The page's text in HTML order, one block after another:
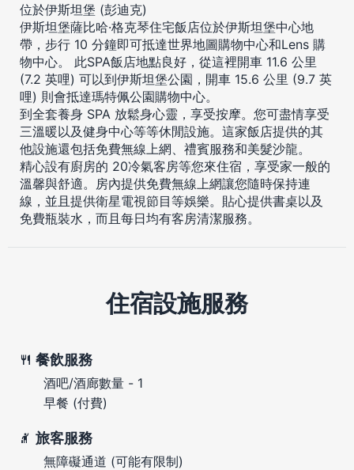
位於伊斯坦堡 (彭迪克)
伊斯坦堡薩比哈·格克琴住宅飯店位於伊斯坦堡中心地
帶，步行 10 分鐘即可抵達世界地圖購物中心和Lens 購
物中心。 此SPA飯店地點良好，從這裡開車 11.6 公里
(7.2 英哩) 可以到伊斯坦堡公園，開車 15.6 公里 (9.7 英
哩) 則會抵達瑪特佩公園購物中心。
到全套養身 SPA 放鬆身心靈，享受按摩。您可盡情享受
三溫暖以及健身中心等等休閒設施。這家飯店提供的其
他設施還包括免費無線上網、禮賓服務和美髮沙龍。
精心設有廚房的 20冷氣客房等您來住宿，享受家一般的
溫馨與舒適。房內提供免費無線上網讓您隨時保持連
線，並且提供衛星電視節目等娛樂。貼心提供書桌以及
免費瓶裝水，而且每日均有客房清潔服務。
住宿設施服務
餐飲服務
酒吧/酒廊數量 - 1
早餐 (付費)
旅客服務
無障礙通道 (可能有限制)